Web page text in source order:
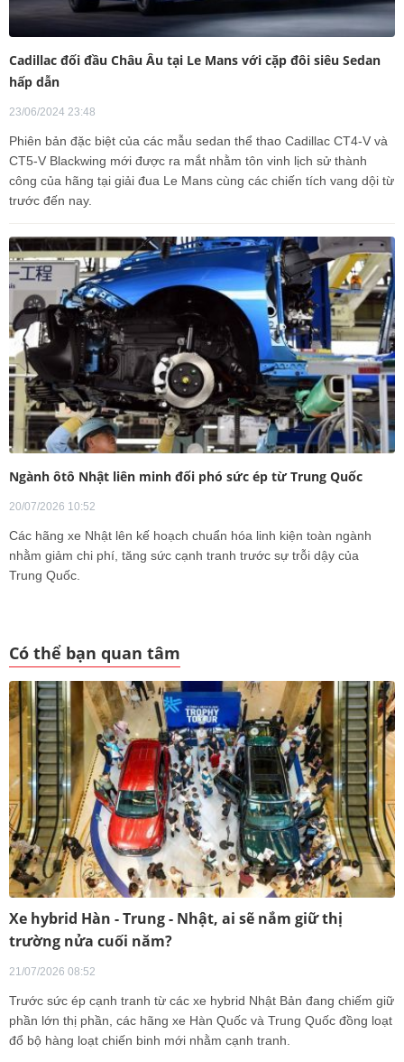
Cadillac đối đầu Châu Âu tại Le Mans với cặp đôi siêu Sedan
hấp dẫn
23/06/2024 23:48
Phiên bản đặc biệt của các mẫu sedan thể thao Cadillac CT4-V và
CT5-V Blackwing mới được ra mắt nhằm tôn vinh lịch sử thành
công của hãng tại giải đua Le Mans cùng các chiến tích vang dội từ
trước đến nay.
Ngành ôtô Nhật liên minh đối phó sức ép từ Trung Quốc
20/07/2026 10:52
Các hãng xe Nhật lên kế hoạch chuẩn hóa linh kiện toàn ngành
nhằm giảm chi phí, tăng sức cạnh tranh trước sự trỗi dậy của
Trung Quốc.
Có thể bạn quan tâm
Xe hybrid Hàn - Trung - Nhật, ai sẽ nắm giữ thị
trường nửa cuối năm?
21/07/2026 08:52
Trước sức ép cạnh tranh từ các xe hybrid Nhật Bản đang chiếm giữ
phần lớn thị phần, các hãng xe Hàn Quốc và Trung Quốc đồng loạt
đổ bộ hàng loạt chiến binh mới nhằm cạnh tranh.